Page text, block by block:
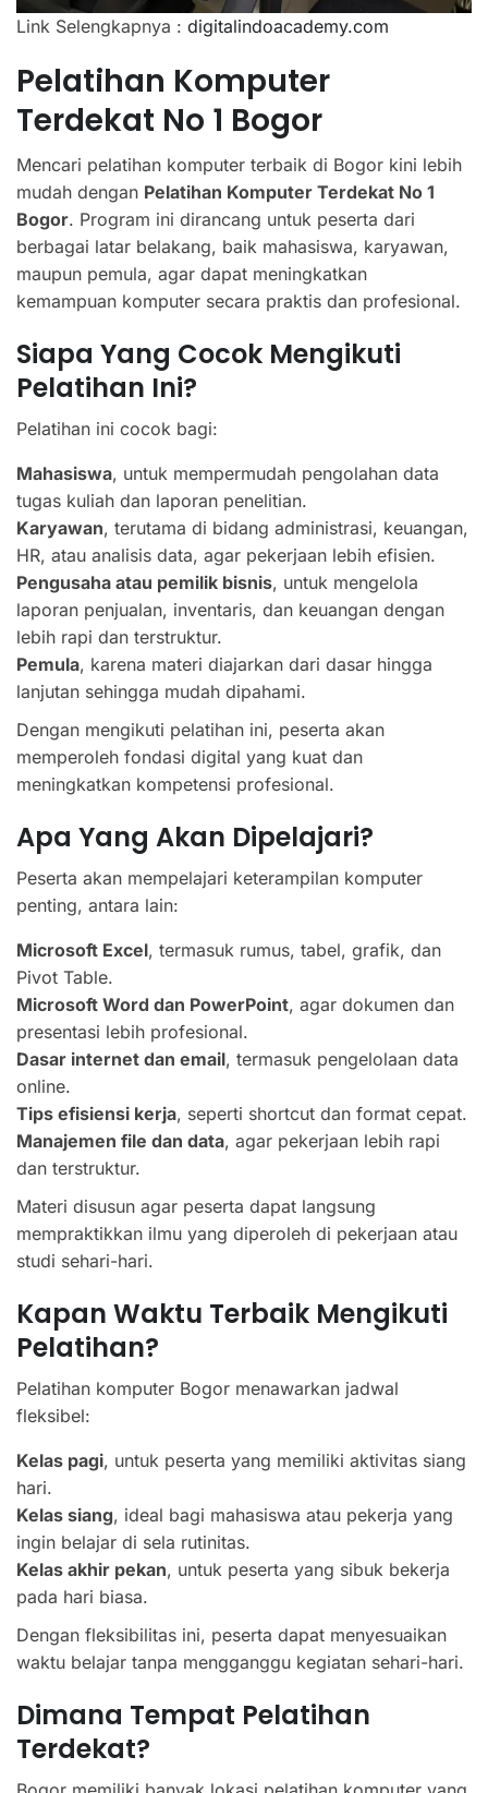
Link Selengkapnya : digitalindoacademy.com
Pelatihan Komputer
Terdekat No 1 Bogor
Mencari pelatihan komputer terbaik di Bogor kini lebih
mudah dengan Pelatihan Komputer Terdekat No 1
Bogor. Program ini dirancang untuk peserta dari
berbagai latar belakang, baik mahasiswa, karyawan,
maupun pemula, agar dapat meningkatkan
kemampuan komputer secara praktis dan profesional.
Siapa Yang Cocok Mengikuti
Pelatihan Ini?
Pelatihan ini cocok bagi:
Mahasiswa, untuk mempermudah pengolahan data
tugas kuliah dan laporan penelitian.
Karyawan, terutama di bidang administrasi, keuangan,
HR, atau analisis data, agar pekerjaan lebih efisien.
Pengusaha atau pemilik bisnis, untuk mengelola
laporan penjualan, inventaris, dan keuangan dengan
lebih rapi dan terstruktur.
Pemula, karena materi diajarkan dari dasar hingga
lanjutan sehingga mudah dipahami.
Dengan mengikuti pelatihan ini, peserta akan
memperoleh fondasi digital yang kuat dan
meningkatkan kompetensi profesional.
Apa Yang Akan Dipelajari?
Peserta akan mempelajari keterampilan komputer
penting, antara lain:
Microsoft Excel, termasuk rumus, tabel, grafik, dan
Pivot Table.
Microsoft Word dan PowerPoint, agar dokumen dan
presentasi lebih profesional.
Dasar internet dan email, termasuk pengelolaan data
online.
Tips efisiensi kerja, seperti shortcut dan format cepat.
Manajemen file dan data, agar pekerjaan lebih rapi
dan terstruktur.
Materi disusun agar peserta dapat langsung
mempraktikkan ilmu yang diperoleh di pekerjaan atau
studi sehari-hari.
Kapan Waktu Terbaik Mengikuti
Pelatihan?
Pelatihan komputer Bogor menawarkan jadwal
fleksibel:
Kelas pagi, untuk peserta yang memiliki aktivitas siang
hari.
Kelas siang, ideal bagi mahasiswa atau pekerja yang
ingin belajar di sela rutinitas.
Kelas akhir pekan, untuk peserta yang sibuk bekerja
pada hari biasa.
Dengan fleksibilitas ini, peserta dapat menyesuaikan
waktu belajar tanpa mengganggu kegiatan sehari-hari.
Dimana Tempat Pelatihan
Terdekat?